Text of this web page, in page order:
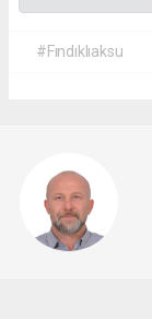
#Fındıklıaksu